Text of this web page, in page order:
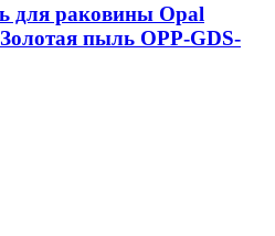
для раковины Opal
пыль OPP-GDS-